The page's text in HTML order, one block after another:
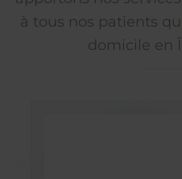
à tous nos patients
domicile en